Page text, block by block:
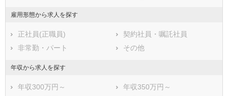
雇用形態から求人を探す
正社員(正職員)
契約社員・嘱託社員
非常勤・パート
その他
年収から求人を探す
年収300万円～
年収350万円～